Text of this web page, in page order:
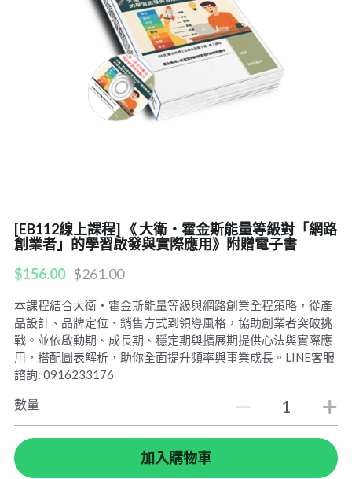
免費會員專區
VIP會員專區
歡迎來電
[EB112線上課程] 《 大衛・霍金斯能量等級對「網路
創業者」的學習啟發與實際應用》附贈電子書
$156.00 $261.00
本課程結合大衛・霍金斯能量等級與網路創業全程策略，從產
品設計、品牌定位、銷售方式到領導風格，協助創業者突破挑
戰。並依啟動期、成長期、穩定期與擴展期提供心法與實際應
用，搭配圖表解析，助你全面提升頻率與事業成長。LINE客服
諮詢: 0916233176
數量
加入購物車